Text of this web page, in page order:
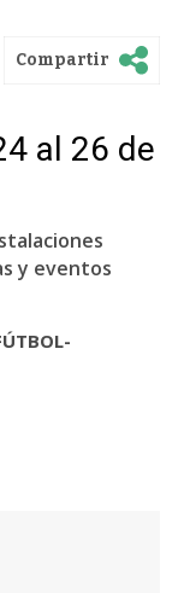
Compartir
al 26 de
y eventos